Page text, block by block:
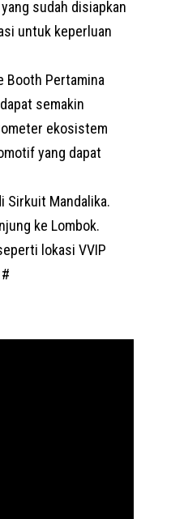
sudah disiapkan
untuk keperluan
Booth Pertamina
semakin
ekosistem
yang dapat
Sirkuit Mandalika.
ke Lombok.
lokasi VVIP